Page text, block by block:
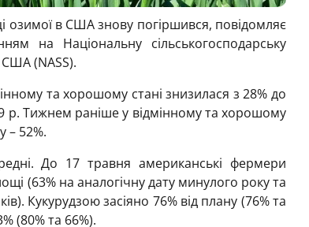
озимої в США знову погіршився, повідомляє
на Національну сільськогосподарську
США (NASS).
та хорошому стані знизилася з 28% до
р. Тижнем раніше у відмінному та хорошому
– 52%.
До 17 травня американські фермери
(63% на аналогічну дату минулого року та
Кукурудзою засіяно 76% від плану (76% та
(80% та 66%).